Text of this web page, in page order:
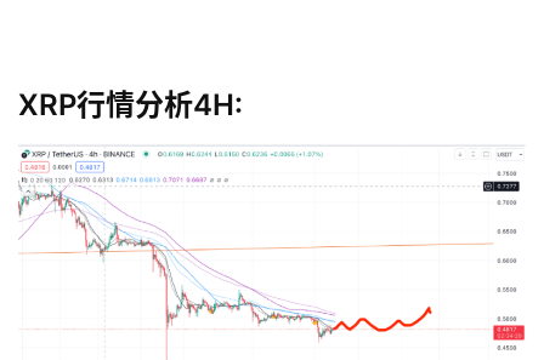
XRP行情分析4H: